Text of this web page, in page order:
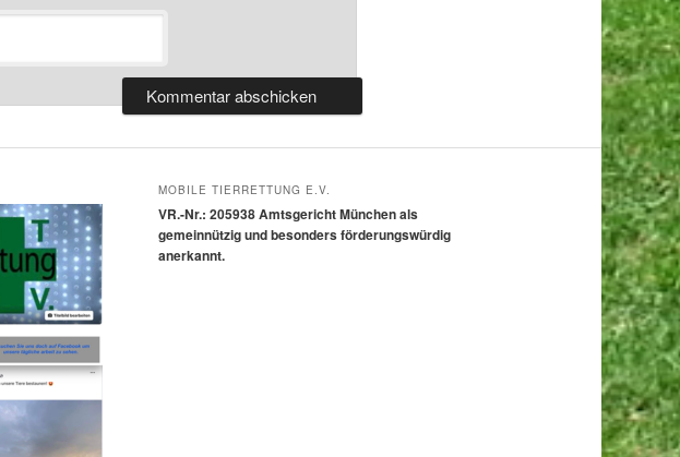
MOBILE TIERRETTUNG E.V.
VR.-Nr.: 205938 Amtsgericht München als
gemeinnützig und besonders förderungswürdig
anerkannt.